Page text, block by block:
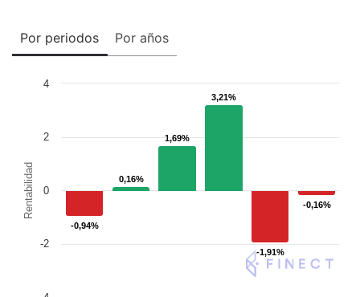
Por periodos Por años
Rentabilidad
-0,94%
-0,94%
0,16%
0,16%
1,69%
1,69%
3,21%
3,21%
-1,91%
-1,91%
-0,16%
-0,16%
-2
0
2
4